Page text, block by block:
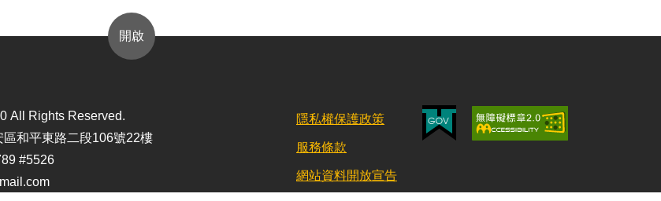
開啟
All Rights Reserved.
和平東路二段106號22樓
#5526
隱私權保護政策
服務條款
網站資料開放宣告